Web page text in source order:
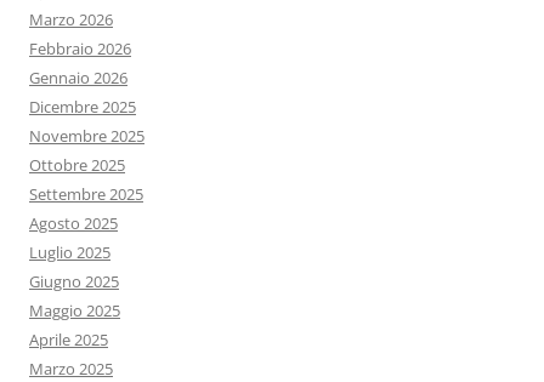
Marzo 2026
Febbraio 2026
Gennaio 2026
Dicembre 2025
Novembre 2025
Ottobre 2025
Settembre 2025
Agosto 2025
Luglio 2025
Giugno 2025
Maggio 2025
Aprile 2025
Marzo 2025